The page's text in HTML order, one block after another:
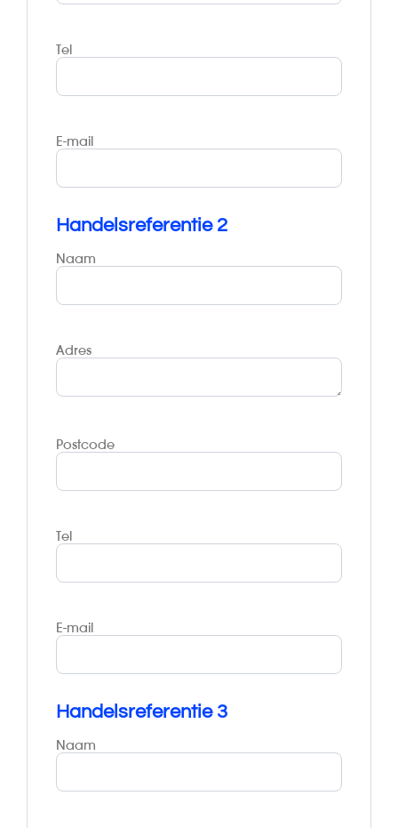
Tel
E-mail
Handelsreferentie 2
Naam
Adres
Postcode
Tel
E-mail
Handelsreferentie 3
Naam